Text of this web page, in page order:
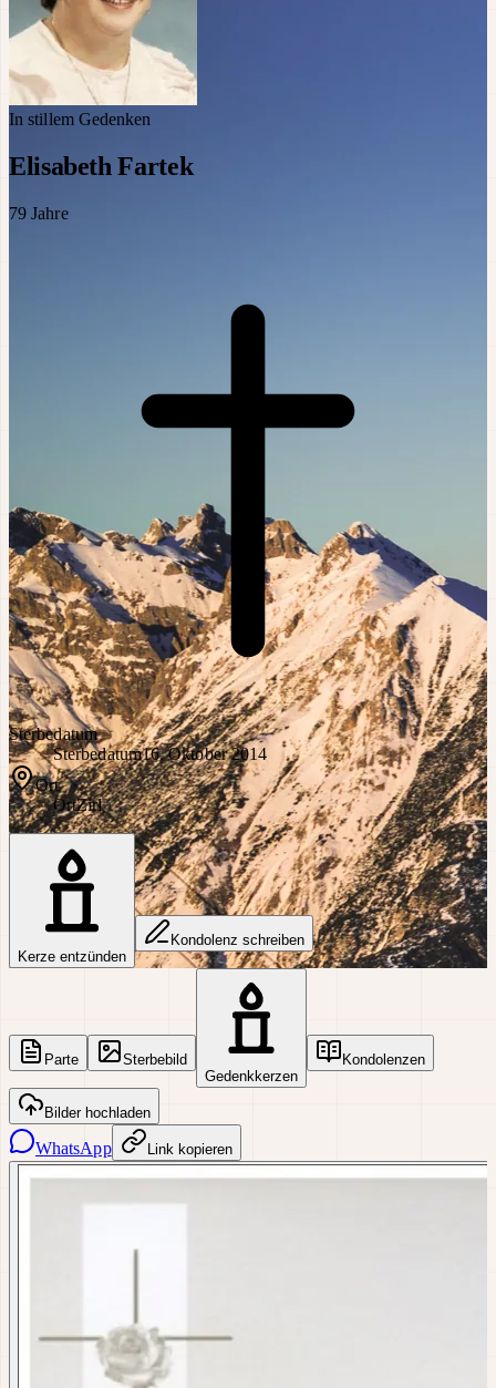
In stillem Gedenken
Elisabeth Fartek
79 Jahre
Sterbedatum
Sterbedatum16. Oktober 2014
Ort
OrtZirl
Kerze entzünden
Kondolenz schreiben
Parte
Sterbebild
Gedenkkerzen
Kondolenzen
Bilder hochladen
WhatsApp Link kopieren